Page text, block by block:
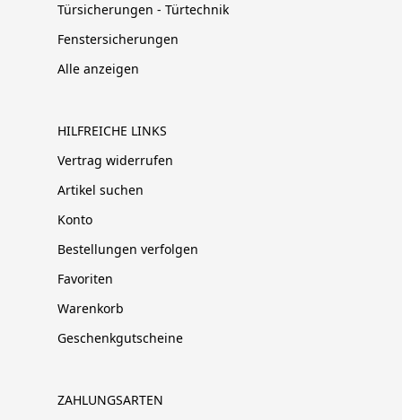
Türsicherungen - Türtechnik
Fenstersicherungen
Alle anzeigen
HILFREICHE LINKS
Vertrag widerrufen
Artikel suchen
Konto
Bestellungen verfolgen
Favoriten
Warenkorb
Geschenkgutscheine
ZAHLUNGSARTEN